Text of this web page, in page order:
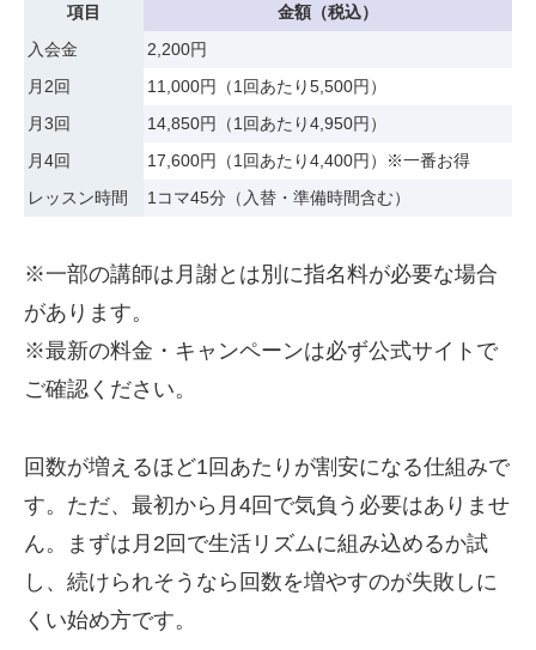
項目
金額（税込）
入会金
2,200円
月2回
11,000円（1回あたり5,500円）
月3回
14,850円（1回あたり4,950円）
月4回
17,600円（1回あたり4,400円）※一番お得
レッスン時間
1コマ45分（入替・準備時間含む）
※一部の講師は月謝とは別に指名料が必要な場合
があります。
※最新の料金・キャンペーンは必ず公式サイトで
ご確認ください。
回数が増えるほど1回あたりが割安になる仕組みで
す。ただ、最初から月4回で気負う必要はありませ
ん。まずは月2回で生活リズムに組み込めるか試
し、続けられそうなら回数を増やすのが失敗しに
くい始め方です。